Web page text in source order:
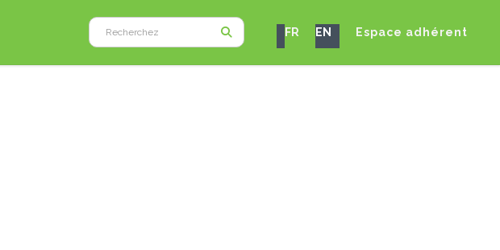
FR EN Espace adhérent